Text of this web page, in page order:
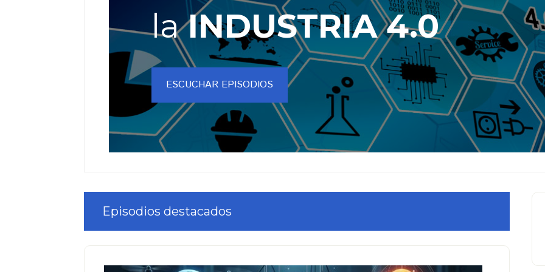
laINDUSTRIA 4.0
ESCUCHAR EPISODIOS
Content
Episodios destacados